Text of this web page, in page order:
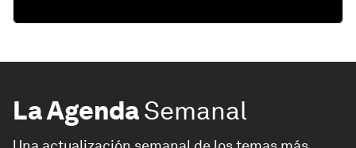
La AgendaSemanal